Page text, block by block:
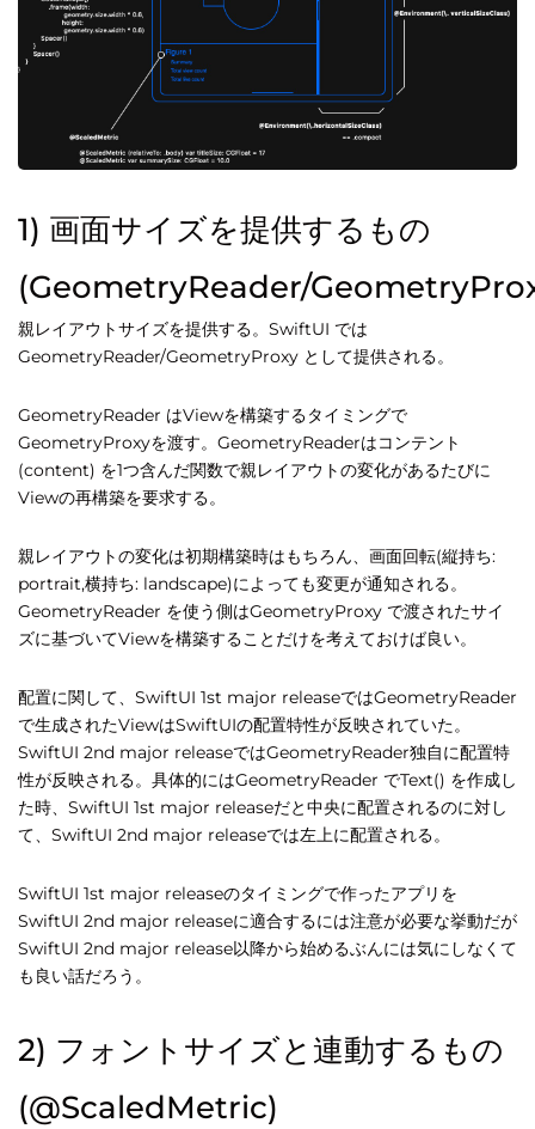
1) 画面サイズを提供するもの
(GeometryReader/
親レイアウトサイズを提供する。SwiftUI では
GeometryReader/GeometryProxy として提供される。
GeometryReader はViewを構築するタイミングで
GeometryProxyを渡す。GeometryReaderはコンテント
(content) を1つ含んだ関数で親レイアウトの変化があるたびに
Viewの再構築を要求する。
親レイアウトの変化は初期構築時はもちろん、画面回転(縦持ち:
portrait,横持ち: landscape)によっても変更が通知される。
GeometryReader を使う側はGeometryProxy で渡されたサイ
ズに基づいてViewを構築することだけを考えておけば良い。
配置に関して、SwiftUI 1st major releaseではGeometryReader
で生成されたViewはSwiftUIの配置特性が反映されていた。
SwiftUI 2nd major releaseではGeometryReader独自に配置特
性が反映される。具体的にはGeometryReader でText() を作成し
た時、SwiftUI 1st major releaseだと中央に配置されるのに対し
て、SwiftUI 2nd major releaseでは左上に配置される。
SwiftUI 1st major releaseのタイミングで作ったアプリを
SwiftUI 2nd major releaseに適合するには注意が必要な挙動だが
SwiftUI 2nd major release以降から始めるぶんには気にしなくて
も良い話だろう。
2) フォントサイズと連動するもの
(@ScaledMetric)